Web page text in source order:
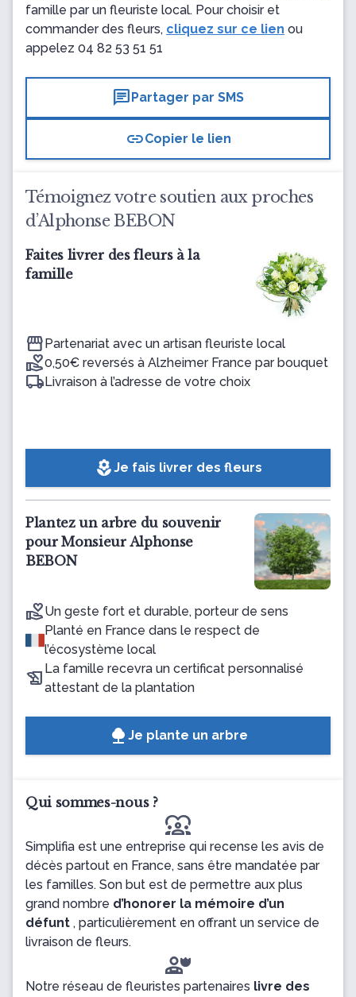
famille par un fleuriste local. Pour choisir et
commander des fleurs, cliquez sur ce lien ou
appelez 04 82 53 51 51
chatPartager par SMS
linkCopier le lien
Témoignez votre soutien aux proches
d’Alphonse BEBON
Faites livrer des fleurs à la
famille
Partenariat avec un artisan fleuriste local
0,50€ reversés à Alzheimer France par bouquet
Livraison à l’adresse de votre choix
local_floristJe fais livrer des fleurs
Plantez un arbre du souvenir
pour Monsieur Alphonse
BEBON
Un geste fort et durable, porteur de sens
Planté en France dans le respect de
l’écosystème local
La famille recevra un certificat personnalisé
attestant de la plantation
Je plante un arbre
Qui sommes-nous ?
diversity_1
Simplifia est une entreprise qui recense les avis de
décès partout en France, sans être mandatée par
les familles. Son but est de permettre aux plus
grand nombre d’honorer la mémoire d’un
défunt , particulièrement en offrant un service de
livraison de fleurs.
Notre réseau de fleuristes partenaires livre des